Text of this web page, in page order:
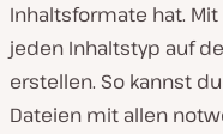
Inhaltsformate hat.
jeden Inhaltstyp auf
erstellen. So kannst
Dateien mit allen